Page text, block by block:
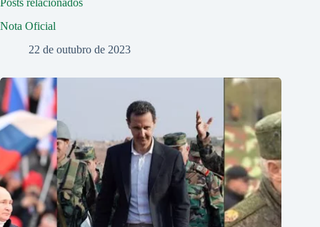
Posts relacionados
Nota Oficial
22 de outubro de 2023